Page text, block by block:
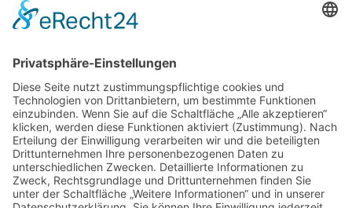
Jedes Kind wertschätzen!
Artikel
Artikel 2018
Artikel 2017
Artikel 2016
Artikel 2015
Artikel 2014
Artikel 2013
Artikel 2012
Artikel bis 2011
Artikel zum Download - Religion